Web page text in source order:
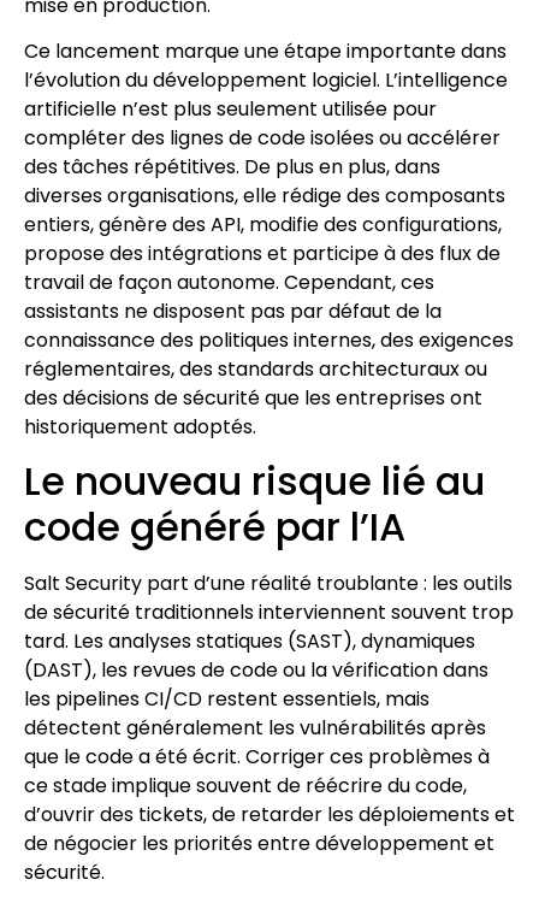
Ce lancement marque une étape importante dans
l’évolution du développement logiciel. L’intelligence
artificielle n’est plus seulement utilisée pour
compléter des lignes de code isolées ou accélérer
des tâches répétitives. De plus en plus, dans
diverses organisations, elle rédige des composants
entiers, génère des API, modifie des configurations,
propose des intégrations et participe à des flux de
travail de façon autonome. Cependant, ces
assistants ne disposent pas par défaut de la
connaissance des politiques internes, des exigences
réglementaires, des standards architecturaux ou
des décisions de sécurité que les entreprises ont
historiquement adoptés.
Le nouveau risque lié au
code généré par l’IA
Salt Security part d’une réalité troublante : les outils
de sécurité traditionnels interviennent souvent trop
tard. Les analyses statiques (SAST), dynamiques
(DAST), les revues de code ou la vérification dans
les pipelines CI/CD restent essentiels, mais
détectent généralement les vulnérabilités après
que le code a été écrit. Corriger ces problèmes à
ce stade implique souvent de réécrire du code,
d’ouvrir des tickets, de retarder les déploiements et
de négocier les priorités entre développement et
sécurité.